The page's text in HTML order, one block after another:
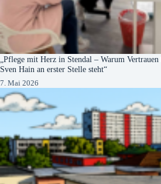
„Pflege mit Herz in Stendal – Warum
Sven Hain an erster Stelle steht“
7. Mai 2026